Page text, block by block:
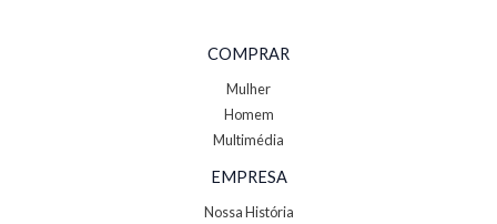
COMPRAR
Mulher
Homem
Multimédia
EMPRESA
Nossa História